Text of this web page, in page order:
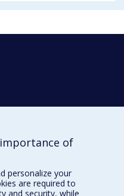
of
personalize your
are required to
and security, while